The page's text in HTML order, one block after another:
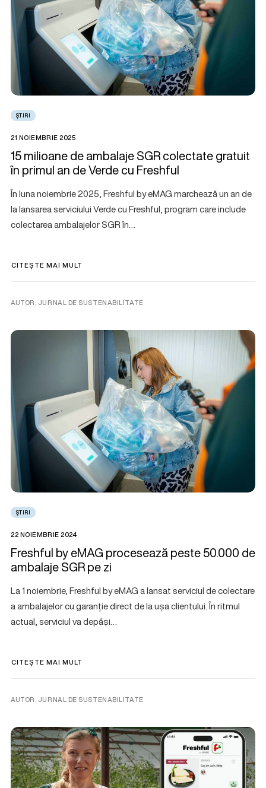
ȘTIRI
21 NOIEMBRIE 2025
15 milioane de ambalaje SGR colectate gratuit
în primul an de Verde cu Freshful
În luna noiembrie 2025, Freshful by eMAG marchează un an de
la lansarea serviciului Verde cu Freshful, program care include
colectarea ambalajelor SGR în…
CITEȘTE MAI MULT
AUTOR. JURNAL DE SUSTENABILITATE
ȘTIRI
22 NOIEMBRIE 2024
Freshful by eMAG procesează peste 50.000 de
ambalaje SGR pe zi
La 1 noiembrie, Freshful by eMAG a lansat serviciul de colectare
a ambalajelor cu garanție direct de la ușa clientului. În ritmul
actual, serviciul va depăși…
CITEȘTE MAI MULT
AUTOR. JURNAL DE SUSTENABILITATE